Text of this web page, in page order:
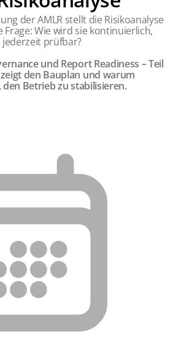
der AMLR stellt die Risikoanalyse
Wie wird sie kontinuierlich,
prüfbar?
und Report Readiness – Teil
den Bauplan und warum
Betrieb zu stabilisieren.